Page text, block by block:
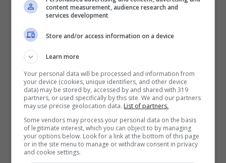
Leggi anche => Come valorizzare il seno
Pantaloni Palazzo
I pantaloni palazzo sonoun’arma doppio
taglioper le donne dalle gambe molto
magre. Si tratta infatti di capi che
regalano grande morbidezza
content measurement, audience research and
services development
Store and/or access information on a device
Learn more
Your personal data will be processed and information from
your device (cookies, unique identifiers, and other device
data) may be stored by, accessed by and shared with 319
partners, or used specifically by this site. We and our partners
may use precise geolocation data. List of partners.
Some vendors may process your personal data on the basis
of legitimate interest, which you can object to by managing
your options below. Look for a link at the bottom of this page
or in the site menu to manage or withdraw consent in privacy
and cookie settings.